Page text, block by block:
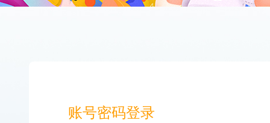
账号密码登录